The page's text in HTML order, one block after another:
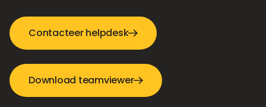
Contacteer helpdesk
Download teamviewer